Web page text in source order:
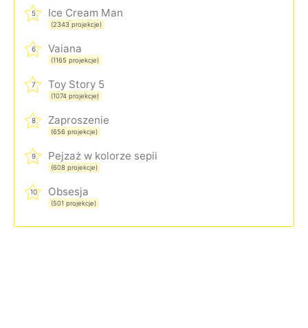
5 Ice Cream Man
(2343 projekcje)
6 Vaiana
(1165 projekcje)
7 Toy Story 5
(1074 projekcje)
8 Zaproszenie
(656 projekcje)
9 Pejzaż w kolorze sepii
(608 projekcje)
10 Obsesja
(501 projekcje)